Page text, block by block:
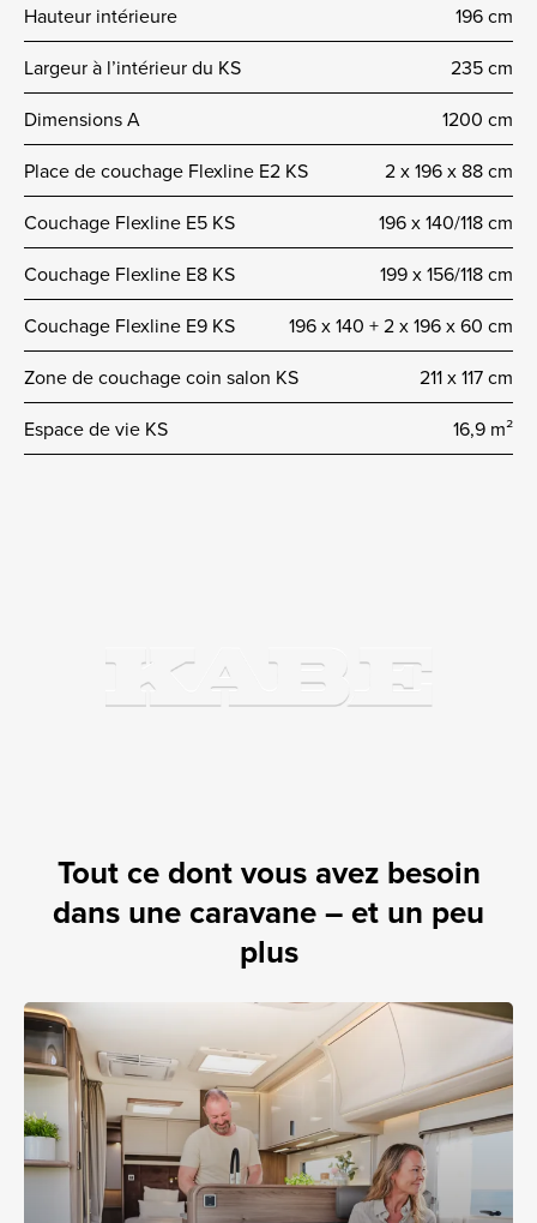
Hauteur intérieure
196 cm
Largeur à l’intérieur du KS
235 cm
Dimensions A
1200 cm
Place de couchage Flexline E2 KS
2 x 196 x 88 cm
Couchage Flexline E5 KS
196 x 140/118 cm
Couchage Flexline E8 KS
199 x 156/118 cm
Couchage Flexline E9 KS
196 x 140 + 2 x 196 x 60 cm
Zone de couchage coin salon KS
211 x 117 cm
Espace de vie KS
16,9 m²
Tout ce dont vous avez besoin
dans une caravane – et un peu
plus